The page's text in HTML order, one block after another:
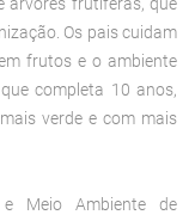
Os pais cuidam
frutos e o ambiente
completa 10 anos,
verde e com mais
Meio Ambiente de